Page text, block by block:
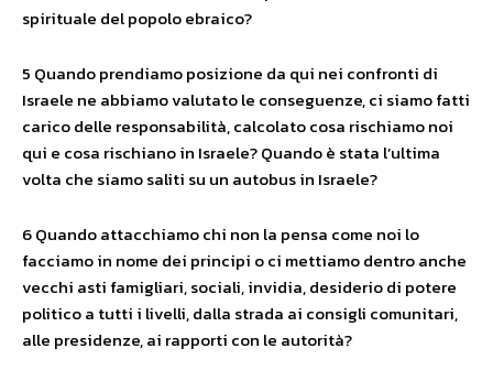
spirituale del popolo ebraico?
5 Quando prendiamo posizione da qui nei confronti di
Israele ne abbiamo valutato le conseguenze, ci siamo fatti
carico delle responsabilità, calcolato cosa rischiamo noi
qui e cosa rischiano in Israele? Quando è stata l’ultima
volta che siamo saliti su un autobus in Israele?
6 Quando attacchiamo chi non la pensa come noi lo
facciamo in nome dei principi o ci mettiamo dentro anche
vecchi asti famigliari, sociali, invidia, desiderio di potere
politico a tutti i livelli, dalla strada ai consigli comunitari,
alle presidenze, ai rapporti con le autorità?